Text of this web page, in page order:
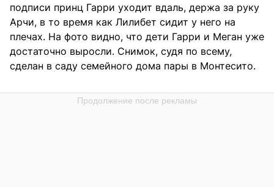
подписи принц Гарри уходит вдаль, держа за руку
Арчи, в то время как Лилибет сидит у него на
плечах. На фото видно, что дети Гарри и Меган уже
достаточно выросли. Снимок, судя по всему,
сделан в саду семейного дома пары в Монтесито.